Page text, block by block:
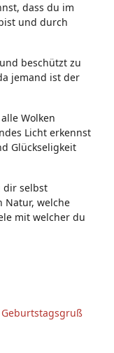
dass du im
und durch
beschützt zu
jemand ist der
Wolken
Licht erkennst
Glückseligkeit
dir selbst
Natur, welche
mit welcher du